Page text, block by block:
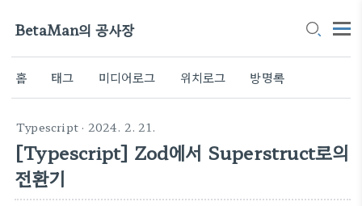
BetaMan의 공사장
홈 태그 미디어로그 위치로그 방명록
Typescript · 2024. 2. 21.
[Typescript] Zod에서 Superstruct로의
전환기